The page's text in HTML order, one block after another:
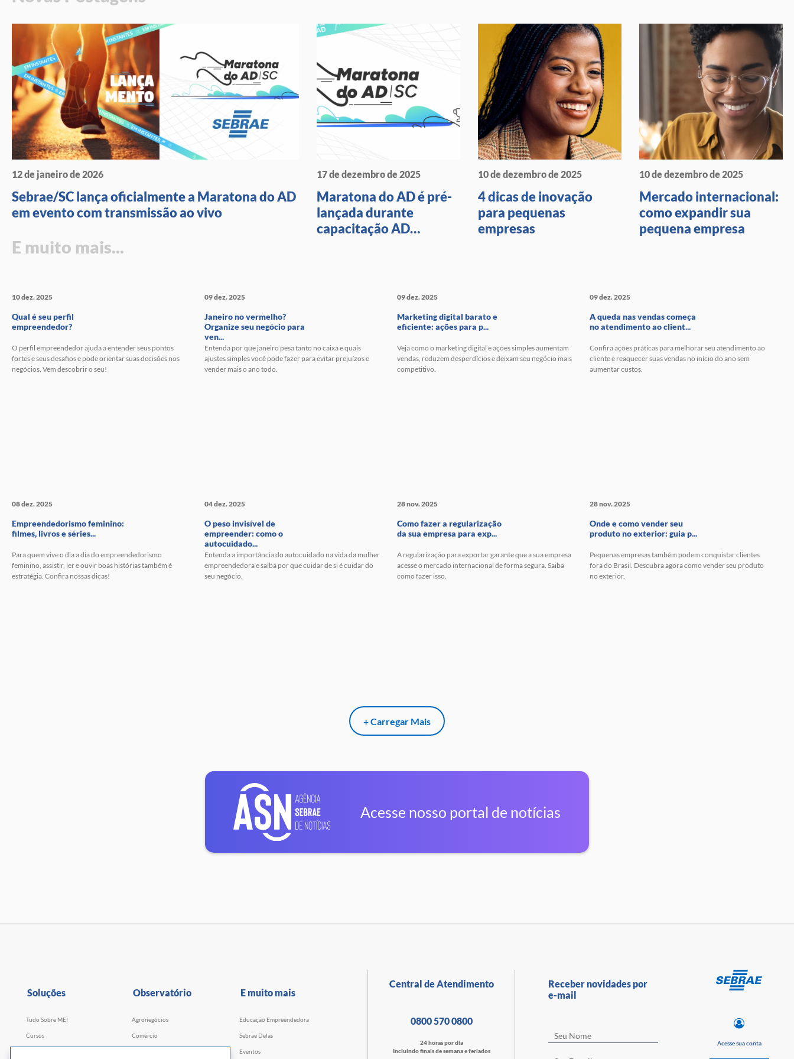
12 de janeiro de 2026
Sebrae/SC lança oficialmente a Maratona do AD
em evento com transmissão ao vivo
17 de dezembro de 2025
Maratona do AD é pré-
lançada durante
capacitação AD
10 de dezembro de 2025
4 dicas de inovação
para pequenas
empresas
10 de dezembro de 2025
Mercado internacional:
como expandir sua
pequena empresa
E muito mais...
10 dez. 2025
Qual é seu perfil
empreendedor?
O perfil empreendedor ajuda a entender seus pontos
fortes e seus desafios e pode orientar suas decisões nos
negócios. Vem descobrir o seu!
09 dez. 2025
Janeiro no vermelho?
Organize seu negócio para
ven...
Entenda por que janeiro pesa tanto no caixa e quais
ajustes simples você pode fazer para evitar prejuízos e
vender mais o ano todo.
09 dez. 2025
Marketing digital barato e
eficiente: ações para p...
Veja como o marketing digital e ações simples aumentam
vendas, reduzem desperdícios e deixam seu negócio mais
competitivo.
09 dez. 2025
A queda nas vendas começa
no atendimento ao client...
Confira ações práticas para melhorar seu atendimento ao
cliente e reaquecer suas vendas no início do ano sem
aumentar custos.
08 dez. 2025
Empreendedorismo feminino:
filmes, livros e séries...
Para quem vive o dia a dia do empreendedorismo
feminino, assistir, ler e ouvir boas histórias também é
estratégia. Confira nossas dicas!
04 dez. 2025
O peso invisível de
empreender: como o
autocuidado...
Entenda a importância do autocuidado na vida da mulher
empreendedora e saiba por que cuidar de si é cuidar do
seu negócio.
28 nov. 2025
Como fazer a regularização
da sua empresa para exp...
A regularização para exportar garante que a sua empresa
acesse o mercado internacional de forma segura. Saiba
como fazer isso.
28 nov. 2025
Onde e como vender seu
produto no exterior: guia p...
Pequenas empresas também podem conquistar clientes
fora do Brasil. Descubra agora como vender seu produto
no exterior.
+ Carregar Mais
Acesse nosso portal de notícias
Soluções
Tudo Sobre MEI
Cursos
Observatório
Agronegócios
Comércio
E muito mais
Educação Empreendedora
Sebrae Delas
Eventos
Central de Atendimento
0800 570 0800
24 horas por dia
Incluindo finais de semana e feriados
Receber novidades por
e-mail
Acesse sua conta